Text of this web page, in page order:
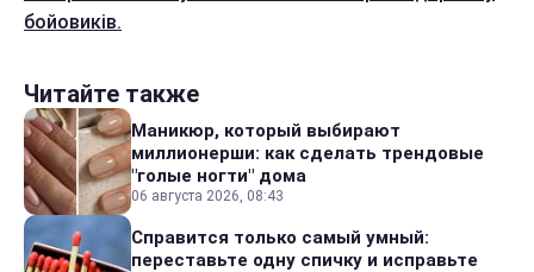
бойовиків.
Читайте также
Маникюр, который выбирают
миллионерши: как сделать трендовые
"голые ногти" дома
06 августа 2026, 08:43
Справится только самый умный:
переставьте одну спичку и исправьте